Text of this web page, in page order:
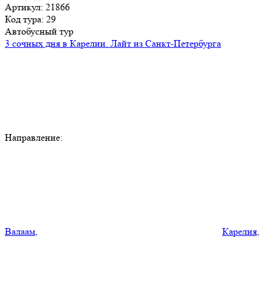
Артикул: 21866
Код тура: 29
Автобусный тур
3 сочных дня в Карелии. Лайт из Санкт-Петербурга
Направление:
Валаам, Карелия,